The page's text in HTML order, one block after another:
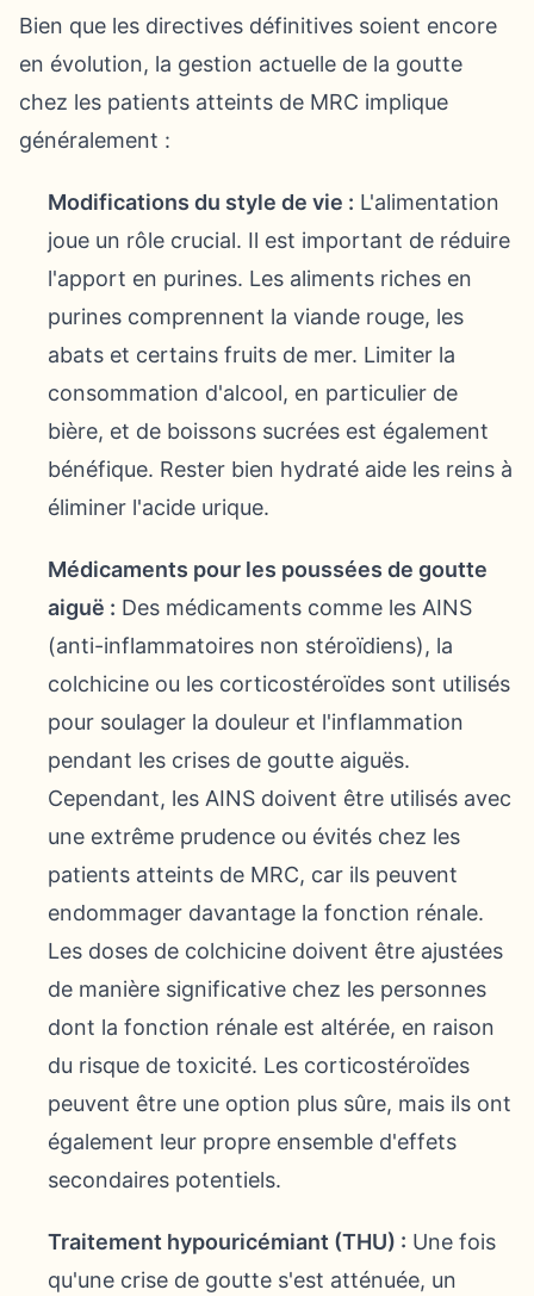
Bien que les directives définitives soient encore
en évolution, la gestion actuelle de la goutte
chez les patients atteints de MRC implique
généralement :
Modifications du style de vie : L'alimentation
joue un rôle crucial. Il est important de réduire
l'apport en purines. Les aliments riches en
purines comprennent la viande rouge, les
abats et certains fruits de mer. Limiter la
consommation d'alcool, en particulier de
bière, et de boissons sucrées est également
bénéfique. Rester bien hydraté aide les reins à
éliminer l'acide urique.
Médicaments pour les poussées de goutte
aiguë : Des médicaments comme les AINS
(anti-inflammatoires non stéroïdiens), la
colchicine ou les corticostéroïdes sont utilisés
pour soulager la douleur et l'inflammation
pendant les crises de goutte aiguës.
Cependant, les AINS doivent être utilisés avec
une extrême prudence ou évités chez les
patients atteints de MRC, car ils peuvent
endommager davantage la fonction rénale.
Les doses de colchicine doivent être ajustées
de manière significative chez les personnes
dont la fonction rénale est altérée, en raison
du risque de toxicité. Les corticostéroïdes
peuvent être une option plus sûre, mais ils ont
également leur propre ensemble d'effets
secondaires potentiels.
Traitement hypouricémiant (THU) : Une fois
qu'une crise de goutte s'est atténuée, un